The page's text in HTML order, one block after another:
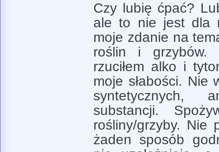
Czy lubię ćpać?
ale to nie jest dla
moje zdanie na
roślin i grzybów.
rzuciłem alko i
moje słabości. Nie
syntetycznych,
substancji.
rośliny/grzyby. Nie
żaden sposób